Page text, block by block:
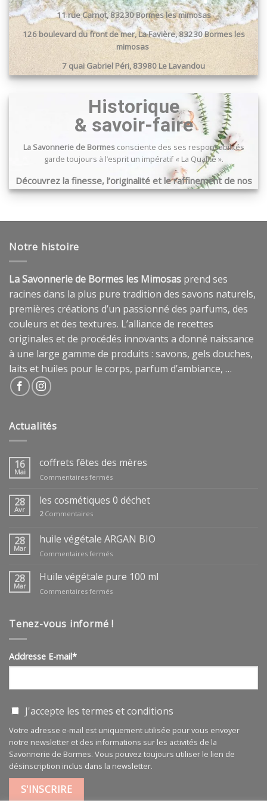
peuvent
être
choisies
sur
page
du
11 rue Carnot, 83230 Bormes les mimosas
126 boulevard du front de mer, La Favière, 83230 Bormes les
mimosas
7 quai Gabriel Péri, 83980 Le Lavandou
Historique
& savoir-faire
La Savonnerie de Bormesconsciente des ses responsabilités
garde toujours à l’esprit un impératif « La Qualité ».
Découvrez la finesse, l’originalité et le raffinement de nos
produits …
Notre histoire
La Savonnerie de Bormes les Mimosas prend ses
racines dans la plus pure tradition des savons naturels,
premières créations d’un passionné des parfums, des
couleurs et des textures. L’alliance de recettes
originales et de procédés innovants a donné naissance
à une large gamme de produits : savons, gels douches,
laits et huiles pour le corps, parfum d’ambiance, …
Actualités
16
Mai
coffrets fêtes des mères
Commentaires ferméssur
fêtes
28
Avr
les cosmétiques 0 déchet
2Commentaires
28
Mar
huile végétale ARGAN BIO
Commentaires ferméssur
végétale
BIO
28
Mar
Huile végétale pure 100 ml
Commentaires ferméssur
pure
Tenez-vous informé !
Addresse E-mail*
J'accepte les termes et conditions
Votre adresse e-mail est uniquement utilisée pour vous envoyer
notre newsletter et des informations sur les activités de la
Savonnerie de Bormes. Vous pouvez toujours utiliser le lien de
désinscription inclus dans la newsletter.